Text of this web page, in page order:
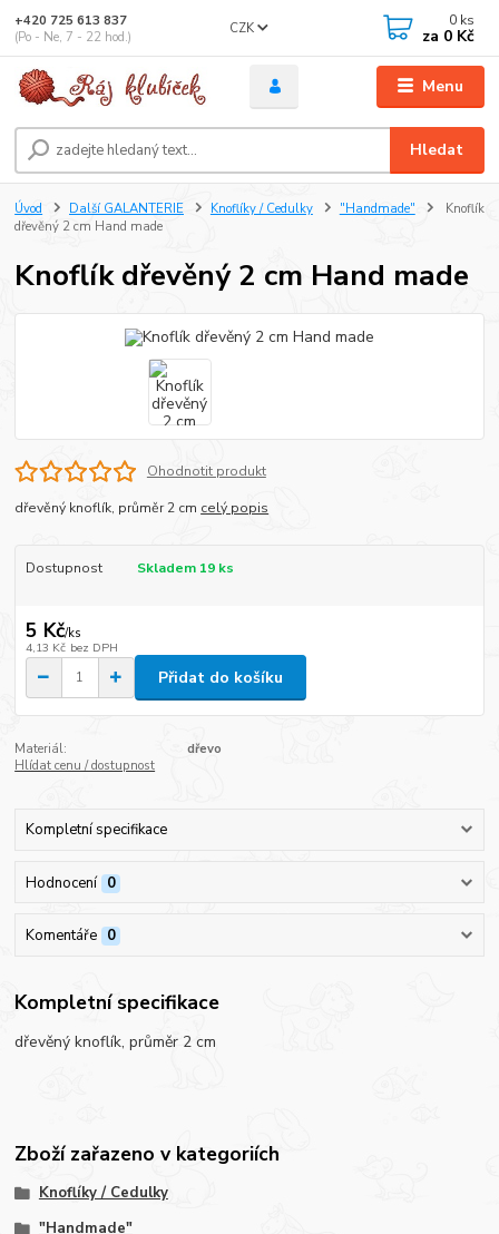
Menu
CZK
Hledat
+420 725 613 837
(Po - Ne, 7 - 22 hod.)
0 ks
za 0 Kč
Úvod Další GALANTERIE Knoflíky / Cedulky "Handmade"
Knoflík
dřevěný 2 cm Hand made
Knoflík dřevěný 2 cm Hand made
Ohodnotit produkt
dřevěný knoflík, průměr 2 cm celý popis
Dostupnost Skladem 19 ks
5 Kč/ks
4,13 Kč bez DPH
Přidat do košíku
Materiál:
dřevo
Hlídat cenu / dostupnost
Kompletní specifikace
Hodnocení 0
Komentáře 0
Kompletní specifikace
dřevěný knoflík, průměr 2 cm
Zboží zařazeno v kategoriích
Knoflíky / Cedulky
"Handmade"